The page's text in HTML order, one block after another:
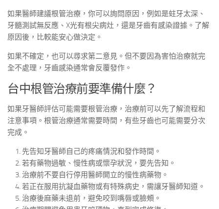
如果醫師建議根管治療，你可以詢問原因，例如是蛀牙太深、
牙髓測試無反應、X光有根尖病灶，還是牙齒有感染證據。了解
原因後，比較能安心做決定。
如果不確定，也可以尋求第二意見。但不要因為害怕治療就完
全不處理，牙齒感染通常會反覆發作。
台中根管治療前要準備什麼？
如果牙醫師評估可能需要根管治療，治療前可以先了解流程和
注意事項。根管治療通常需要時間，有些牙齒也可能需要分次
完成。
先告知牙醫師自己的疼痛情況和發作時間。
若有藥物過敏、慢性病或懷孕狀況，要先告知。
治療前不要自行停用醫師開立的慢性病藥物。
若正在服用抗凝血藥物或有特殊病史，需讓牙醫師知道。
治療後麻藥未退前，避免咬到嘴唇或臉頰。